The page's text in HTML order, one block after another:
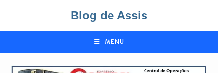
o
Blog de Assis
MENU